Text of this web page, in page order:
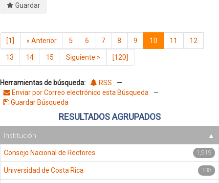
Guardar
[1] « Anterior 5 6 7 8 9 10 11 12
13 14 15 Siguiente » [120]
Herramientas de búsqueda: RSS
—
Enviar por Correo electrónico esta Búsqueda
—
Guardar Búsqueda
RESULTADOS AGRUPADOS
Institución
Consejo Nacional de Rectores 1,919
Universidad de Costa Rica 338